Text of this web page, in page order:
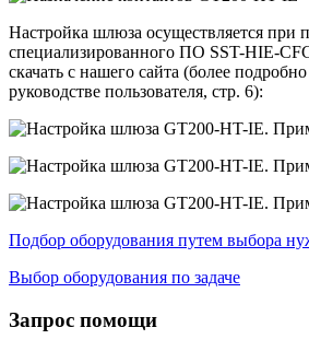
Настройка шлюза осуществляется при
специализированного ПО SST-HIE-
скачать с нашего сайта (более
руководстве пользователя, стр. 6):
Подбор оборудования путем выбора
Выбор оборудования по задаче
Запрос помощи